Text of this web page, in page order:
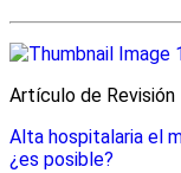
Artículo de Revisión
Alta hospitalaria el
¿es posible?